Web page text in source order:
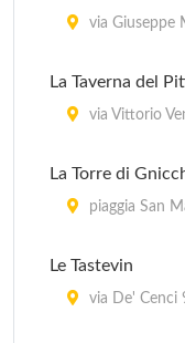
via Giuseppe
La Taverna del
via Vittorio
La Torre di
piaggia San
Le Tastevin
via De' Cenci